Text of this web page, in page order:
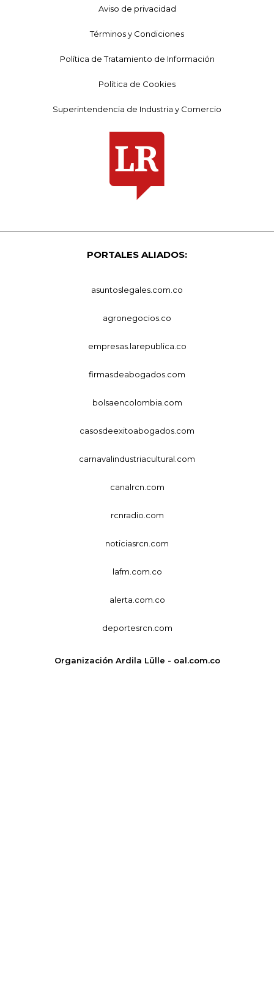
Aviso de privacidad
Términos y Condiciones
Política de Tratamiento de Información
Política de Cookies
Superintendencia de Industria y Comercio
PORTALES ALIADOS:
asuntoslegales.com.co
agronegocios.co
empresas.larepublica.co
firmasdeabogados.com
bolsaencolombia.com
casosdeexitoabogados.com
carnavalindustriacultural.com
canalrcn.com
rcnradio.com
noticiasrcn.com
lafm.com.co
alerta.com.co
deportesrcn.com
Organización Ardila Lülle - oal.com.co